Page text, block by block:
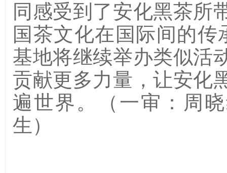
同感受到了安化黑茶所
国茶文化在国际间的传
基地将继续举办类似活
贡献更多力量，让安化
遍世界。（一审： 周
生 ）